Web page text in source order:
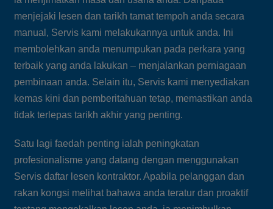
menjejaki lesen dan tarikh tamat tempoh anda secara
manual, Servis kami melakukannya untuk anda. Ini
membolehkan anda menumpukan pada perkara yang
terbaik yang anda lakukan – menjalankan perniagaan
pembinaan anda. Selain itu, Servis kami menyediakan
kemas kini dan pemberitahuan tetap, memastikan anda
tidak terlepas tarikh akhir yang penting.
Satu lagi faedah penting ialah peningkatan
profesionalisme yang datang dengan menggunakan
Servis daftar lesen kontraktor. Apabila pelanggan dan
rakan kongsi melihat bahawa anda teratur dan proaktif